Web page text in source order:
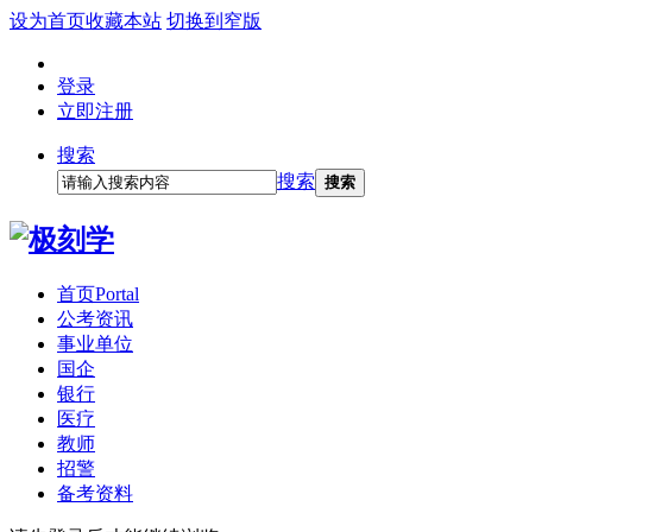
设为首页收藏本站 切换到窄版
登录
立即注册
搜索
搜索 搜索
首页Portal
公考资讯
事业单位
国企
银行
医疗
教师
招警
备考资料